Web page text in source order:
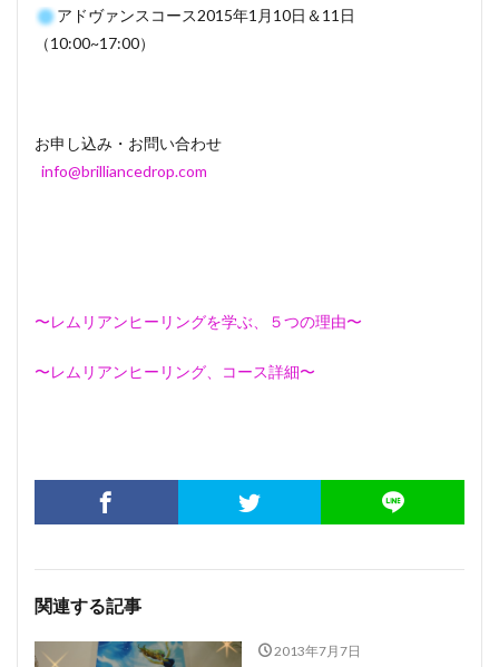
アドヴァンスコース2015年1月10日＆11日
（10:00~17:00）
お申し込み・お問い合わせ
info@brilliancedrop.com
〜レムリアンヒーリングを学ぶ、５つの理由〜
〜レムリアンヒーリング、コース詳細〜
関連する記事
2013年7月7日